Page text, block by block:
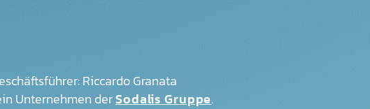
Riccardo Granata
Unternehmen derSodalis Gruppe.